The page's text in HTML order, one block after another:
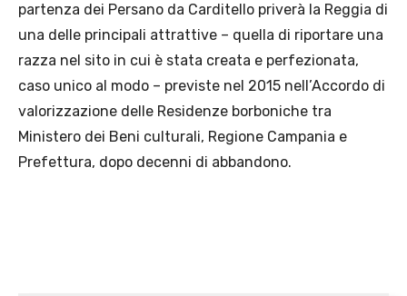
partenza dei Persano da Carditello priverà la Reggia di
una delle principali attrattive – quella di riportare una
razza nel sito in cui è stata creata e perfezionata,
caso unico al modo – previste nel 2015 nell’Accordo di
valorizzazione delle Residenze borboniche tra
Ministero dei Beni culturali, Regione Campania e
Prefettura, dopo decenni di abbandono.